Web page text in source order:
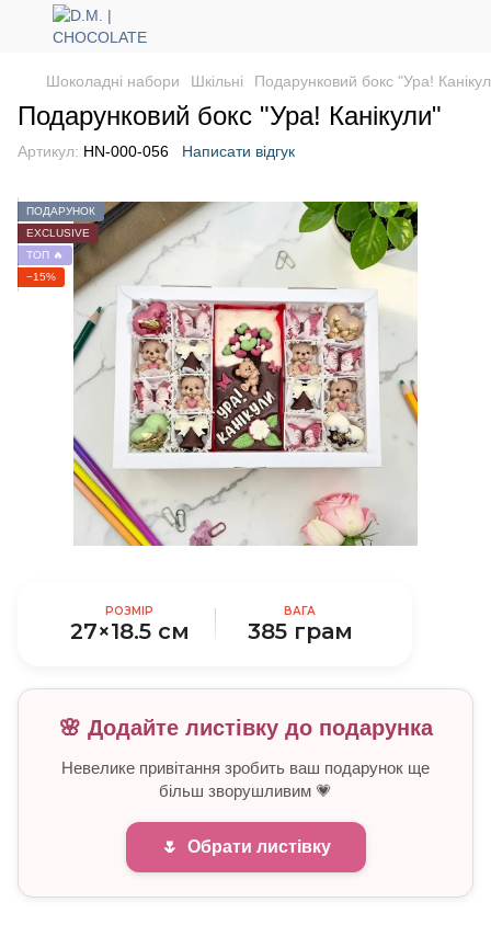
Шоколадні набори Шкільні Подарунковий бокс "Ура!
Подарунковий бокс "Ура! Канікули"
Артикул: HN-000-056 Написати відгук
ПОДАРУНОК
EXCLUSIVE
ТОП 🔥
−15%
РОЗМІР
27×18.5 см
ВАГА
385 грам
🌸 Додайте листівку до подарунка
Невелике привітання зробить ваш подарунок ще
більш зворушливим 💗
🌷 Обрати листівку